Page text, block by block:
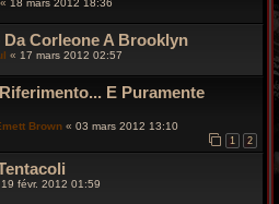
Corleone A Brooklyn
« 17 mars 2012 02:57
E Puramente
Brown « 03 mars 2012 13:10
1 2
19 févr. 2012 01:59